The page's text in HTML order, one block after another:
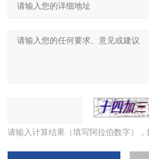
请输入计算结果（填写阿拉伯数字），